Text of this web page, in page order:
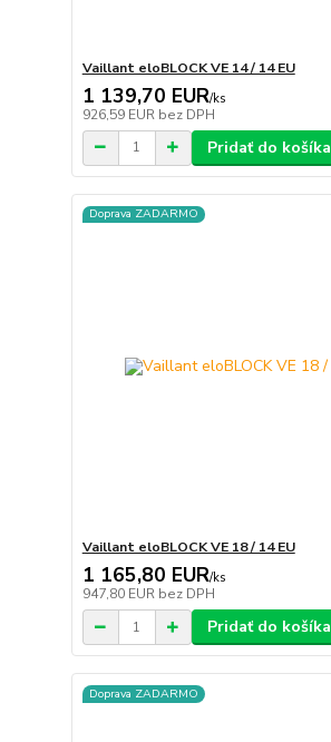
Vaillant eloBLOCK VE 14 / 14 EU
1 139,70 EUR/ks
926,59 EUR bez DPH
Pridať do košíka
Doprava ZADARMO
Vaillant eloBLOCK VE 18 / 14 EU
1 165,80 EUR/ks
947,80 EUR bez DPH
Pridať do košíka
Doprava ZADARMO